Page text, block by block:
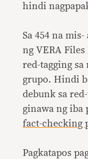
hindi
Sa 454 na
ng VERA Files
red-tagging
grupo. Hindi
debunk sa
ginawa ng iba
fact-checking
Pagkatapos